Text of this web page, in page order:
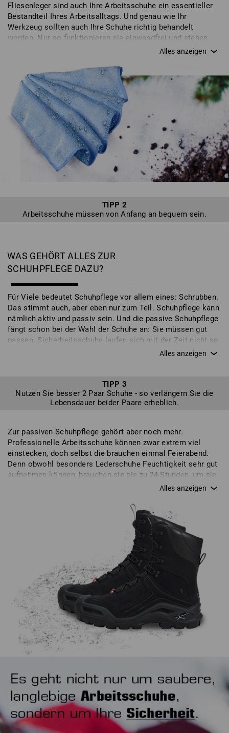
Fliesenleger sind auch Ihre Arbeitsschuhe ein essentieller
Bestandteil Ihres Arbeitsalltags. Und genau wie Ihr
Werkzeug sollten auch Ihre Schuhe richtig behandelt
werden. Nur so funktionieren sie einwandfrei und stehen
Ihnen bei Ihrer Arbeit möglichst lange schützend zur Seite.
auch Ihr Schuh seine Atmungsaktivität oder wird brüchig.
Schnell wird aus „ärgerlich“ aber auch „gefährlich“: Durch
unzureichende Pflege oder schlichte Unachtsamkeit können
Sie schnell Features Ihrer Schuhe zerstören, die Sie
eigentlich schützen sollten. Leider erreichen uns viele
Defekte, die aus unzureichender und falscher Pflege
resultieren oder weil sie nicht so eingesetzt werden, wie sie
gedacht sind – diese können wir leider nicht zurücknehmen.
Ganz nach unserem Motto "enjoy work" möchten wir Ihnen
daher Tipps für die optimale Schuhpflege vorstellen, damit
Sie lange Freude und ein sicheres Gefühl mit Ihren Schuhen
TIPP 2
Arbeitsschuhe müssen von Anfang an bequem sein.
WAS GEHÖRT ALLES ZUR
SCHUHPFLEGE DAZU?
Für Viele bedeutet Schuhpflege vor allem eines: Schrubben.
Das stimmt auch, aber eben nur zum Teil. Schuhpflege kann
nämlich aktiv und passiv sein. Und die passive Schuhpflege
fängt schon bei der Wahl der Schuhe an: Sie müssen gut
passen. Sicherheitsschuhe laufen sich mit der Zeit nicht so
sehr ein wie etwa Sneaker. Dadurch entstehen zusätzliche
Füßen tut das nicht gut und macht erst recht keine Lust
aufs Tragen. Passen müssen die Schuhe aber nicht nur zu
Ihren Füßen, sondern auch zu Ihrer Tätigkeit. Prüfen Sie
besitzen muss. Arbeiten sie etwa viel im Knien, so sollten
Ihre Schuhe Überkappen besitzen. Unterschiedliche
Untergründe erfordern unterschiedliche
Sohleneigenschaften und selbstverständlich spielt auch die
Sicherheitsstufe eine wichtige Rolle. Mit unserem intuitiven
zusammenstellen mit genau den Eigenschaften, die Ihnen
wichtig sind. Ihre neuen Arbeitsschuhe sollten sich schon
beim ersten Probieren gut anfühlen und für Ihren
Arbeitsbereich gut geeignet sein, denn sie werden Sie im
Idealfall die nächsten Monate oder sogar Jahre täglich bei
der Arbeit begleiten. Es mag banal klingen, aber wichtig ist
auch, wie Sie Ihre Arbeitsschuhe anziehen. Unser Tipp ist in
jedem Fall ein Schuhanzieher, um den Fersenbereich nicht
unnötig zu strapazieren.
TIPP 3
Nutzen Sie besser 2 Paar Schuhe - so verlängern Sie die
Lebensdauer beider Paare erheblich.
Zur passiven Schuhpflege gehört aber noch mehr.
Professionelle Arbeitsschuhe können zwar extrem viel
einstecken, doch selbst die brauchen einmal Feierabend.
Denn obwohl besonders Lederschuhe Feuchtigkeit sehr gut
aufnehmen können, brauchen sie bis zu 24 Stunden, um sie
wieder abzugeben. Daher ist unsere Empfehlung: Besser
von der Arbeit erholen, wodurch beide langfristig sogar